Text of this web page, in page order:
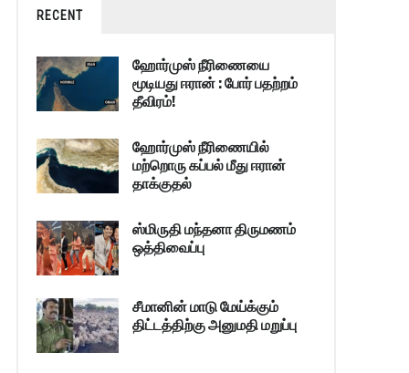
RECENT
ஹோர்முஸ் நீரிணையை
மூடியது ஈரான் : போர் பதற்றம்
தீவிரம்!
ஹோர்முஸ் நீரிணையில்
மற்றொரு கப்பல் மீது ஈரான்
தாக்குதல்
ஸ்மிருதி மந்தனா திருமணம்
ஒத்திவைப்பு
சீமானின் மாடு மேய்க்கும்
திட்டத்திற்கு அனுமதி மறுப்பு